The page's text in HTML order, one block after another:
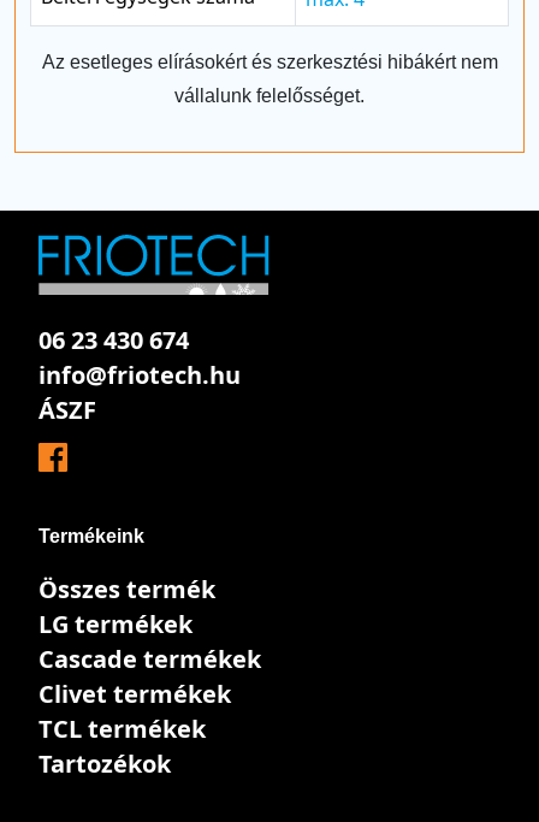
Az esetleges elírásokért és szerkesztési hibákért nem
vállalunk felelősséget.
06 23 430 674
info@friotech.hu
ÁSZF
Termékeink
Összes termék
LG termékek
Cascade termékek
Clivet termékek
TCL termékek
Tartozékok